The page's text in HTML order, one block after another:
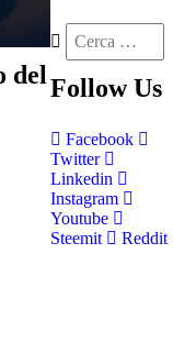
delFollow Us
Facebook
Twitter
Linkedin
Instagram
Youtube
Steemit
Reddit